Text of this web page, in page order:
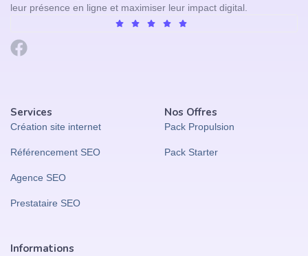
leur présence en ligne et maximiser leur impact digital.
Services
Création site internet
Référencement SEO
Agence SEO
Prestataire SEO
Nos Offres
Pack Propulsion
Pack Starter
Informations